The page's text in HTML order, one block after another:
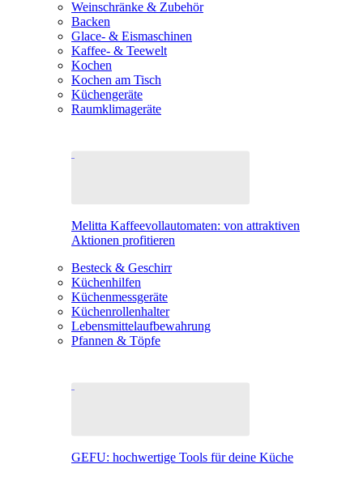
Weinschränke & Zubehör
Backen
Glace- & Eismaschinen
Kaffee- & Teewelt
Kochen
Kochen am Tisch
Küchengeräte
Raumklimageräte
Melitta Kaffeevollautomaten: von attraktiven
Aktionen profitieren
Besteck & Geschirr
Küchenhilfen
Küchenmessgeräte
Küchenrollenhalter
Lebensmittelaufbewahrung
Pfannen & Töpfe
GEFU: hochwertige Tools für deine Küche